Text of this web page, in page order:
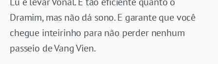
Dramim, mas não dá sono. E garante que você
chegue inteirinho para não perder nenhum
passeio de Vang Vien.